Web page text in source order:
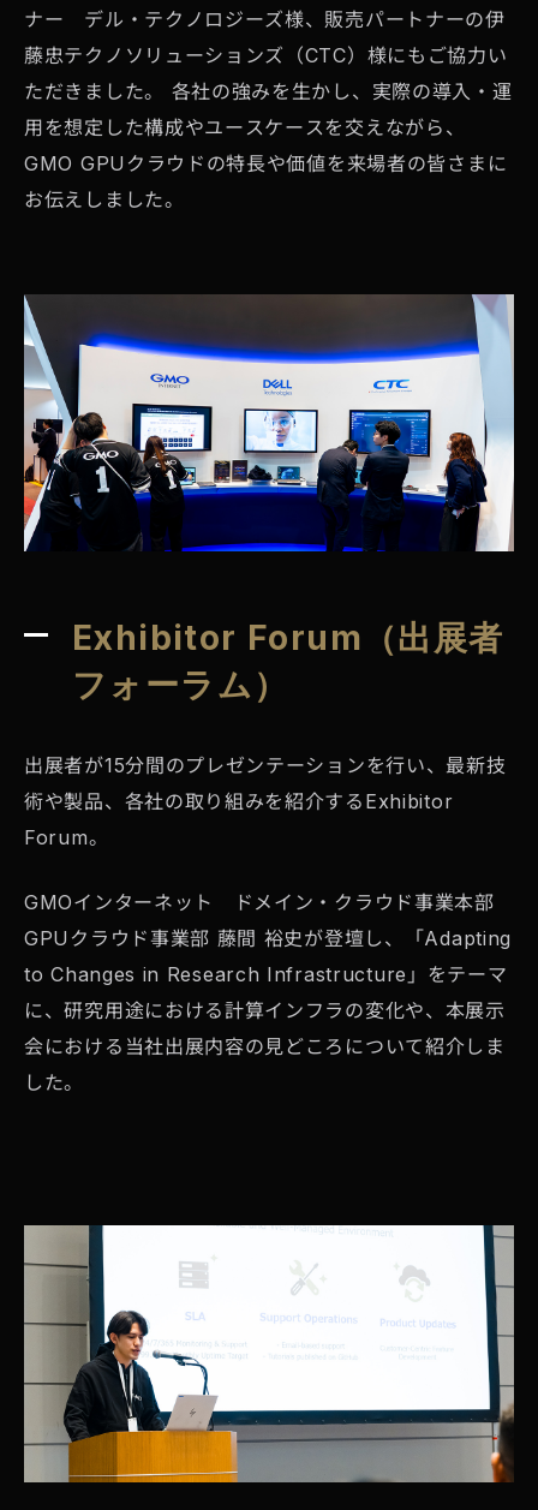
ナー デル・テクノロジーズ様、販売パートナーの伊
藤忠テクノソリューションズ（CTC）様にもご協力い
ただきました。 各社の強みを生かし、実際の導入・運
用を想定した構成やユースケースを交えながら、
GMO GPUクラウドの特長や価値を来場者の皆さまに
お伝えしました。
Exhibitor Forum（出展者
フォーラム）
出展者が15分間のプレゼンテーションを行い、最新技
術や製品、各社の取り組みを紹介するExhibitor
Forum。
GMOインターネット ドメイン・クラウド事業本部
GPUクラウド事業部 藤間 裕史が登壇し、「Adapting
to Changes in Research Infrastructure」をテーマ
に、研究用途における計算インフラの変化や、本展示
会における当社出展内容の見どころについて紹介しま
した。